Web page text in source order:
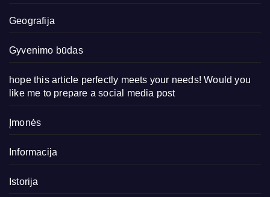
Geografija
Gyvenimo būdas
hope this article perfectly meets your needs! Would you
like me to prepare a social media post
Įmonės
Informacija
Istorija